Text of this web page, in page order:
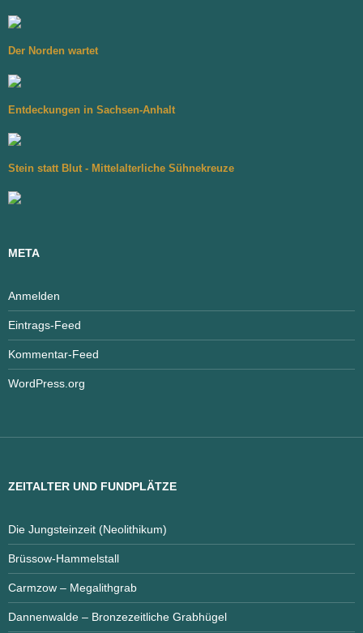
Der Norden wartet
Entdeckungen in Sachsen-Anhalt
Stein statt Blut - Mittelalterliche Sühnekreuze
META
Anmelden
Eintrags-Feed
Kommentar-Feed
WordPress.org
ZEITALTER UND FUNDPLÄTZE
Die Jungsteinzeit (Neolithikum)
Brüssow-Hammelstall
Carmzow – Megalithgrab
Dannenwalde – Bronzezeitliche Grabhügel